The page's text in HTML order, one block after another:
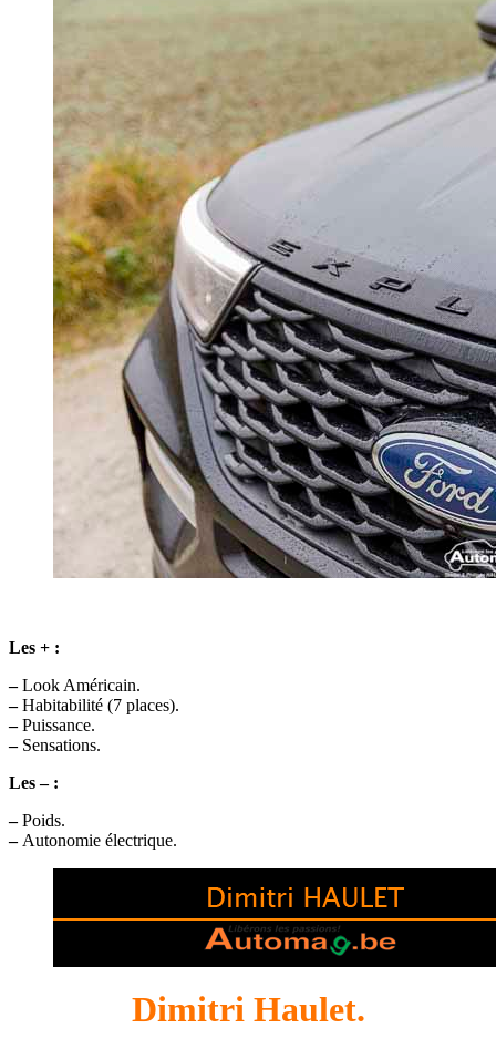
Les + :
–Look Américain.
–Habitabilité (7 places).
–Puissance.
–Sensations.
Les – :
–Poids.
–Autonomie électrique.
Dimitri Haulet.